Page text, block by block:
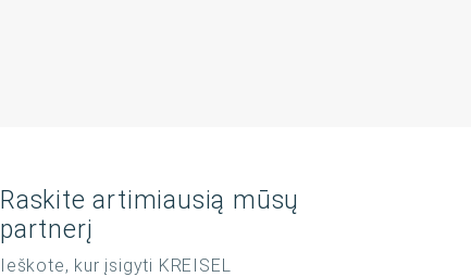
Raskite artimiausią mūsų
partnerį
Ieškote, kur įsigyti KREISEL